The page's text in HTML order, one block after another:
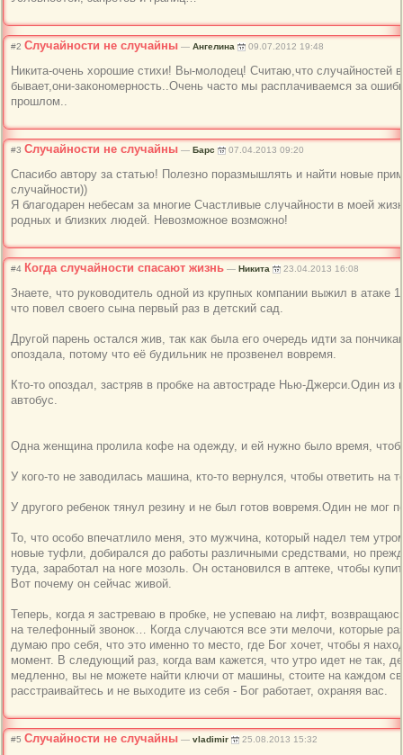
#2 Случайности не случайны — Ангелина 09.07.2012 19:48
Никита-очень хорошие стихи! Вы-молодец! Считаю,что случайностей
бывает,они-закономерность..Очень часто мы расплачиваемся за
прошлом..
#3 Случайности не случайны — Барс 07.04.2013 09:20
Спасибо автору за статью! Полезно поразмышлять и найти новые
случайности))
Я благодарен небесам за многие Счастливые случайности в моей
родных и близких людей. Невозможное возможно!
#4 Когда случайности спасают жизнь — Никита 23.04.2013 16:08
Знаете, что руководитель одной из крупных компании выжил в атаке
что повел своего сына первый раз в детский сад.
Другой парень остался жив, так как была его очередь идти за
опоздала, потому что её будильник не прозвенел вовремя.
Кто-то опоздал, застряв в пробке на автостраде Нью-Джерси.Один из
автобус.
Одна женщина пролила кофе на одежду, и ей нужно было время,
У кого-то не заводилась машина, кто-то вернулся, чтобы ответить на
У другого ребенок тянул резину и не был готов вовремя.Один не мог
То, что особо впечатлило меня, это мужчина, который надел тем
новые туфли, добирался до работы различными средствами, но
туда, заработал на ноге мозоль. Он остановился в аптеке, чтобы
Вот почему он сейчас живой.
Теперь, когда я застреваю в пробке, не успеваю на лифт,
на телефонный звонок… Когда случаются все эти мелочи, которые
думаю про себя, что это именно то место, где Бог хочет, чтобы я
момент. В следующий раз, когда вам кажется, что утро идет не так,
медленно, вы не можете найти ключи от машины, стоите на каждом
расстраивайтесь и не выходите из себя - Бог работает, охраняя вас.
#5 Случайности не случайны — vladimir 25.08.2013 15:32